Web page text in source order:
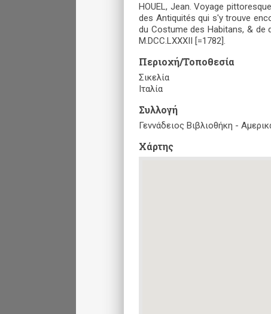
HOUEL, Jean. Voyage
des Antiquités qui s'y trouve
du Costume des Habitans, & de
M.DCC.LXXXII [=1782].
Περιοχή/Τοποθεσία
Σικελία
Ιταλία
Συλλογή
Γεννάδειος Βιβλιοθήκη -
Xάρτης